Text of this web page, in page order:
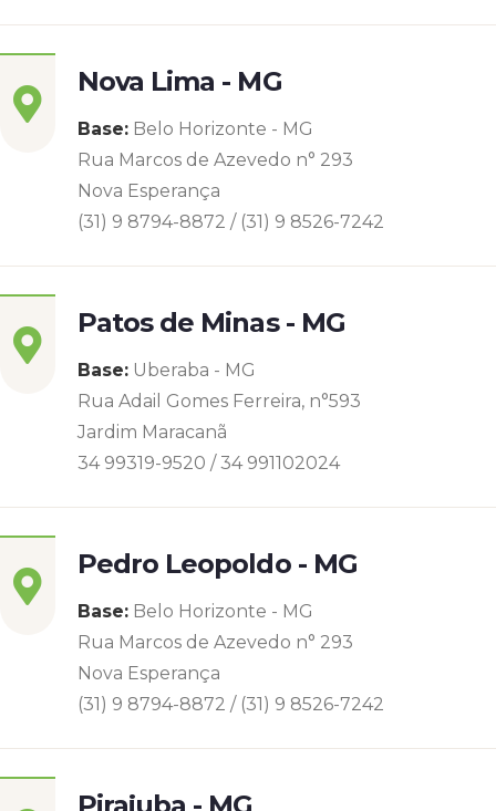
Nova Lima - MG
Base: Belo Horizonte - MG
Rua Marcos de Azevedo n° 293
Nova Esperança
(31) 9 8794-8872 / (31) 9 8526-7242
Patos de Minas - MG
Base: Uberaba - MG
Rua Adail Gomes Ferreira, n°593
Jardim Maracanã
34 99319-9520 / 34 991102024
Pedro Leopoldo - MG
Base: Belo Horizonte - MG
Rua Marcos de Azevedo n° 293
Nova Esperança
(31) 9 8794-8872 / (31) 9 8526-7242